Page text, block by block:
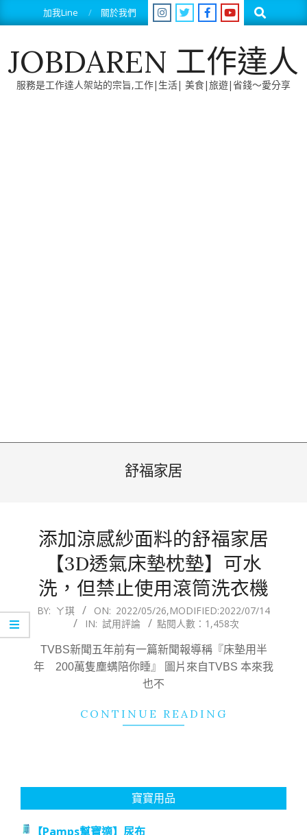
to
加我Line 關於我們 Search
JOBDAREN 工作達人
服務是工作達人架站的宗旨,工作|生活| 美食|旅遊|省錢～愛分享
舒福家居
添加涼感紗面料的舒福家居
【3D透氣床墊枕墊】可水
洗，但禁止使用滾筒洗衣機
2022-
26
BY: ㄚ琪 ON: 2022/05/26,MODIFIED:2022/07/14
IN: 試用評論 點閱人數：1,458次
TVBS新聞五年前有一篇新聞報導稱『床墊用半
年 200萬隻塵螨陪你睡』 圖片來自TVBS 本來我
也不
CONTINUE READING
寶寶用品
【Pamps幫寶適】尿布